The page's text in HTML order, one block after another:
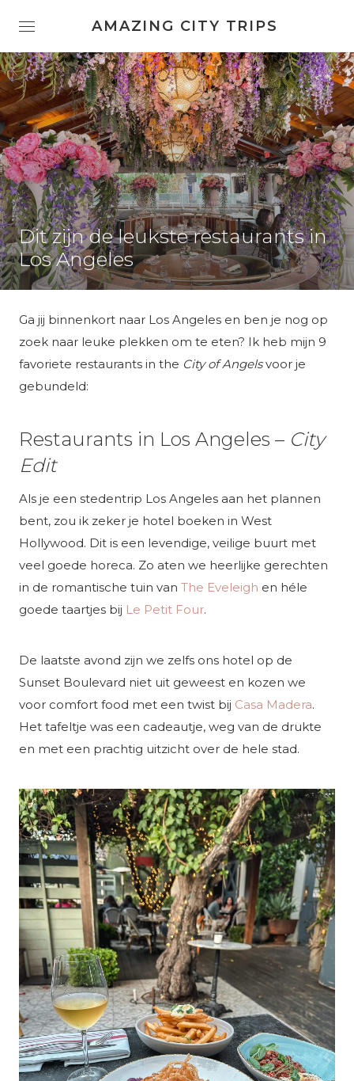
AMAZING CITY TRIPS
Dit zijn de leukste restaurants in
Los Angeles
Ga jij binnenkort naar Los Angeles en ben je nog op
zoek naar leuke plekken om te eten? Ik heb mijn 9
favoriete restaurants in the City of Angelsvoor je
gebundeld:
Restaurants in Los Angeles – City
Edit
Als je een stedentrip Los Angeles aan het plannen
bent, zou ik zeker je hotel boeken in West
Hollywood. Dit is een levendige, veilige buurt met
veel goede horeca. Zo aten we heerlijke gerechten
in de romantische tuin van The Eveleigh en héle
goede taartjes bij Le Petit Four.
De laatste avond zijn we zelfs ons hotel op de
Sunset Boulevard niet uit geweest en kozen we
voor comfort food met een twist bij Casa Madera.
Het tafeltje was een cadeautje, weg van de drukte
en met een prachtig uitzicht over de hele stad.